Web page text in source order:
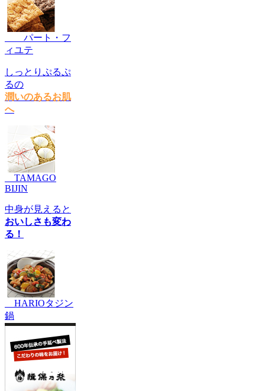
パート・フ
ィユテ
しっとりぷるぷ
るの
潤いのあるお肌
へ
TAMAGO
BIJIN
中身が見えると
おいしさも変わ
る！
HARIOタジン
鍋